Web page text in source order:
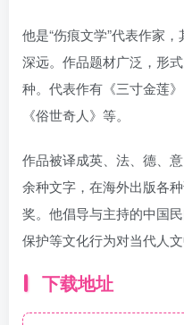
他是“伤痕文学”代表作家
深远。作品题材广泛，形
种。代表作有《三寸金莲
《俗世奇人》等。
作品被译成英、法、德、
余种文字，在海外出版各
奖。他倡导与主持的中国
保护等文化行为对当代人文
下载地址